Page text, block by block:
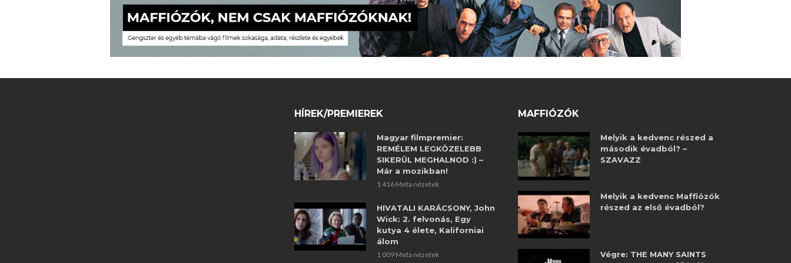
HÍREK/PREMIEREK
Magyar filmpremier:
REMÉLEM LEGKÖZELEBB
SIKERÜL MEGHALNOD :) –
Már a mozikban!
1 416 Meta nézetek
HIVATALI KARÁCSONY, John
Wick: 2. felvonás, Egy
kutya 4 élete, Kaliforniai
álom
1 009 Meta nézetek
MAFFIÓZÓK
Melyik a kedvenc részed a
második évadból? –
SZAVAZZ
Melyik a kedvenc Maffiózók
részed az első évadból?
Végre: THE MANY SAINTS